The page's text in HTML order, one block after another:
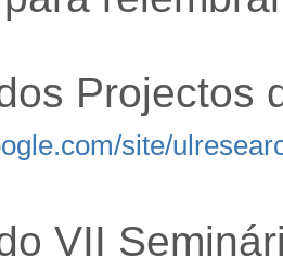
Projectos
site/
VII